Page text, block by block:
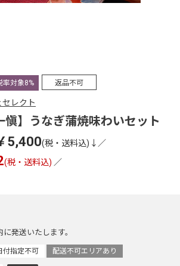
率対象8% 返品不可
レクト
愼】うなぎ蒲焼味わいセット
5,400(税・送料込)↓ ／
(税・送料込) ／
発送いたします。
付指定不可 配送不可エリアあり